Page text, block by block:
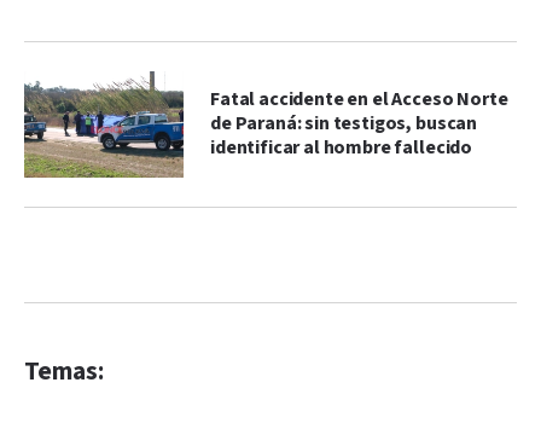
Fatal accidente en el Acceso Norte
de Paraná: sin testigos, buscan
identificar al hombre fallecido
Temas: